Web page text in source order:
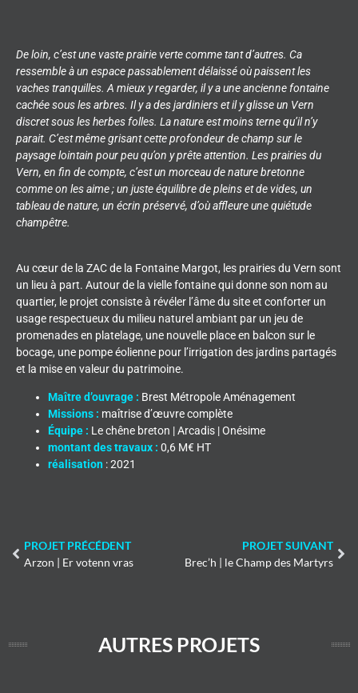
De loin, c’est une vaste prairie verte comme tant d’autres. Ca
ressemble à un espace passablement délaissé où paissent les
vaches tranquilles. A mieux y regarder, il y a une ancienne fontaine
cachée sous les arbres. Il y a des jardiniers et il y glisse un Vern
discret sous les herbes folles. La nature est moins terne qu’il n’y
parait. C’est même grisant cette profondeur de champ sur le
paysage lointain pour peu qu’on y prête attention. Les prairies du
Vern, en fin de compte, c’est un morceau de nature bretonne
comme on les aime ; un juste équilibre de pleins et de vides, un
tableau de nature, un écrin préservé, d’où affleure une quiétude
champêtre.
Au cœur de la ZAC de la Fontaine Margot, les prairies du Vern sont
un lieu à part. Autour de la vielle fontaine qui donne son nom au
quartier, le projet consiste à révéler l’âme du site et conforter un
usage respectueux du milieu naturel ambiant par un jeu de
promenades en platelage, une nouvelle place en balcon sur le
bocage, une pompe éolienne pour l’irrigation des jardins partagés
et la mise en valeur du patrimoine.
Maître d’ouvrage : Brest Métropole Aménagement
Missions : maîtrise d’œuvre complète
Équipe : Le chêne breton | Arcadis | Onésime
montant des travaux : 0,6 M€ HT
réalisation : 2021
PROJET PRÉCÉDENT
Arzon | Er votenn vras
PROJET SUIVANT
Brec’h | le Champ des Martyrs
AUTRES PROJETS